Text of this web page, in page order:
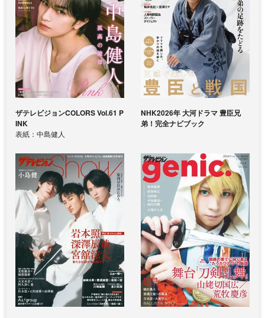
ザテレビジョンCOLORS Vol.61 P
INK
表紙：中島健人
NHK2026年 大河ドラマ 豊臣兄
弟！完全ナビブック